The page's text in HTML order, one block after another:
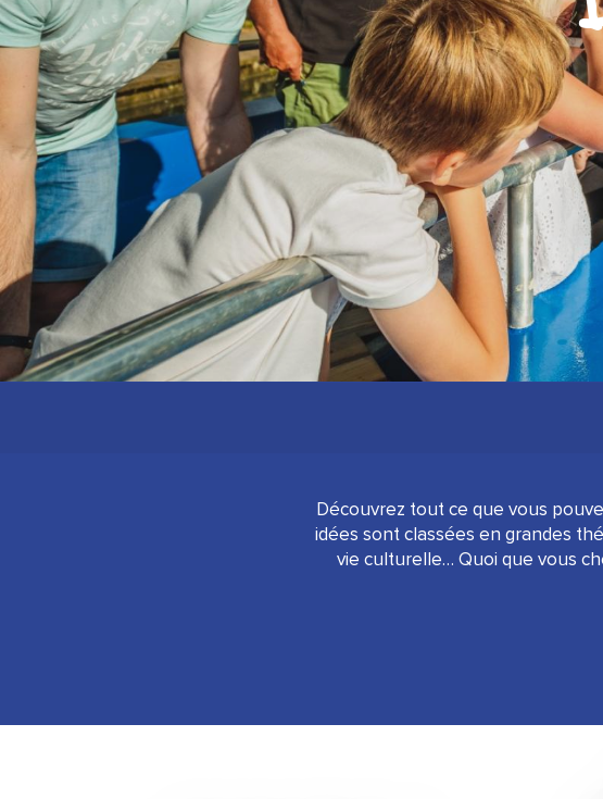
Découvrez tout ce que vous
idées sont classées en grandes
vie culturelle… Quoi que vous